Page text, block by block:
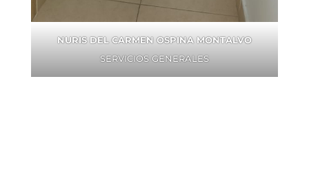
NURIS DEL CARMEN OSPINA MONTALVO
SERVICIOS GENERALES